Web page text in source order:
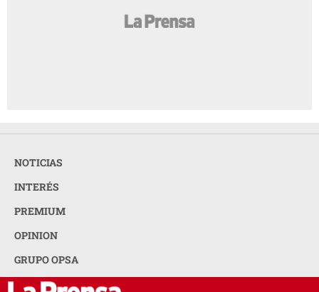
NOTICIAS
INTERÉS
PREMIUM
OPINION
GRUPO OPSA